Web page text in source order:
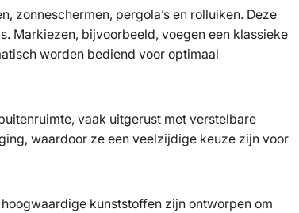
zonneschermen, pergola’s en rolluiken. Deze
Markiezen, bijvoorbeeld, voegen een klassieke
worden bediend voor optimaal
vaak uitgerust met verstelbare
waardoor ze een veelzijdige keuze zijn voor
kunststoffen zijn ontworpen om